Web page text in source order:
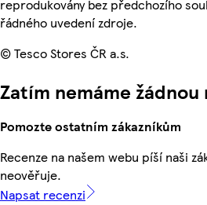
reprodukovány bez předchozího
řádného uvedení zdroje.
© Tesco Stores ČR a.s.
Zatím nemáme žádnou
Pomozte ostatním zákazníkům
Recenze na našem webu píší naši
neověřuje.
Napsat recenzi